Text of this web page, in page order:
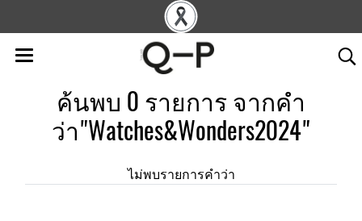
ค้นพบ 0 รายการ จากคำ
ว่า"Watches&Wonders2024"
ไม่พบรายการคำว่า